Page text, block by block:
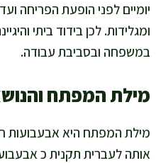
יומיים לפני הופעת הפריחה
ומגלידות. לכן בידוד ביתי
במשפחה ובסביבת עבודה.
מילת המפתח
מילת המפתח היא אבעבועות
אותה לעברית תקנית כ